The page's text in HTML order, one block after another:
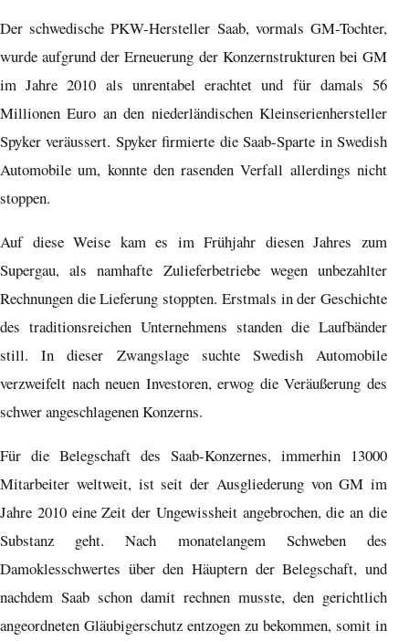
Der schwedische PKW-Hersteller Saab, vormals GM-Tochter,
wurde aufgrund der Erneuerung der Konzernstrukturen bei GM
im Jahre 2010 als unrentabel erachtet und für damals 56
Millionen Euro an den niederländischen Kleinserienhersteller
Spyker veräussert. Spyker firmierte die Saab-Sparte in Swedish
Automobile um, konnte den rasenden Verfall allerdings nicht
stoppen.
Auf diese Weise kam es im Frühjahr diesen Jahres zum
Supergau, als namhafte Zulieferbetriebe wegen unbezahlter
Rechnungen die Lieferung stoppten. Erstmals in der Geschichte
des traditionsreichen Unternehmens standen die Laufbänder
still. In dieser Zwangslage suchte Swedish Automobile
verzweifelt nach neuen Investoren, erwog die Veräußerung des
schwer angeschlagenen Konzerns.
Für die Belegschaft des Saab-Konzernes, immerhin 13000
Mitarbeiter weltweit, ist seit der Ausgliederung von GM im
Jahre 2010 eine Zeit der Ungewissheit angebrochen, die an die
Substanz geht. Nach monatelangem Schweben des
Damoklesschwertes über den Häuptern der Belegschaft, und
nachdem Saab schon damit rechnen musste, den gerichtlich
angeordneten Gläubigerschutz entzogen zu bekommen, somit in